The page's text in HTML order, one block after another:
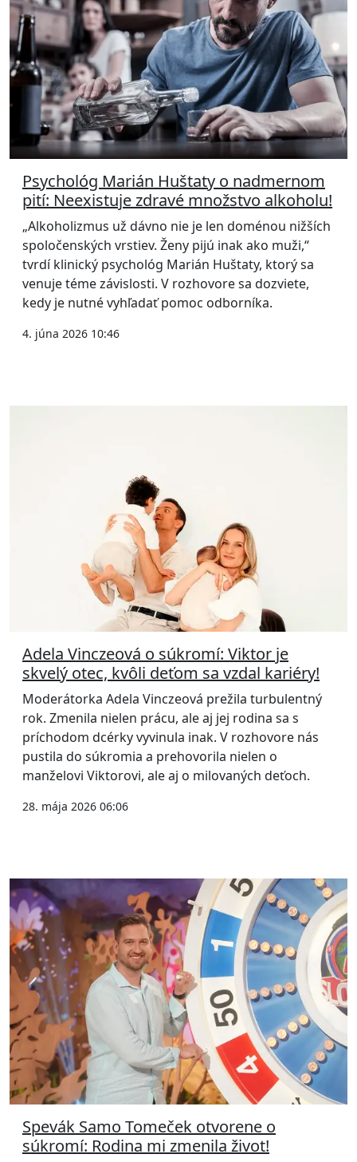
Psychológ Marián Huštaty o nadmernom
pití: Neexistuje zdravé množstvo alkoholu!
„Alkoholizmus už dávno nie je len doménou nižších
spoločenských vrstiev. Ženy pijú inak ako muži,“
tvrdí klinický psychológ Marián Huštaty, ktorý sa
venuje téme závislosti. V rozhovore sa dozviete,
kedy je nutné vyhľadať pomoc odborníka.
4. júna 2026 10:46
Adela Vinczeová o súkromí: Viktor je
skvelý otec, kvôli deťom sa vzdal kariéry!
Moderátorka Adela Vinczeová prežila turbulentný
rok. Zmenila nielen prácu, ale aj jej rodina sa s
príchodom dcérky vyvinula inak. V rozhovore nás
pustila do súkromia a prehovorila nielen o
manželovi Viktorovi, ale aj o milovaných deťoch.
28. mája 2026 06:06
Spevák Samo Tomeček otvorene o
súkromí: Rodina mi zmenila život!